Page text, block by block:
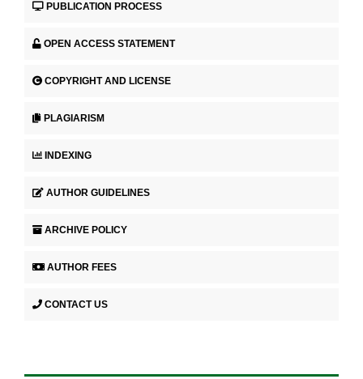
PUBLICATION PROCESS
OPEN ACCESS STATEMENT
COPYRIGHT AND LICENSE
PLAGIARISM
INDEXING
AUTHOR GUIDELINES
ARCHIVE POLICY
AUTHOR FEES
CONTACT US